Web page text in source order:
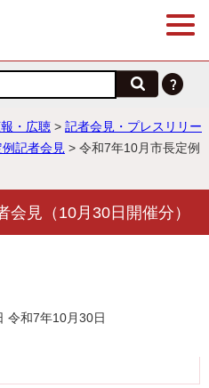
・広聴 > 記者会見・プレスリリー
記者会見 > 令和7年10月市長定例
見（10月30日開催分）
和7年10月30日